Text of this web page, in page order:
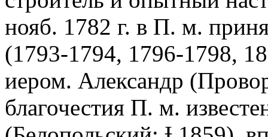
нояб. 1782 г. в П. м.
(1793-1794, 1796-1798,
иером. Александр
благочестия П. м.